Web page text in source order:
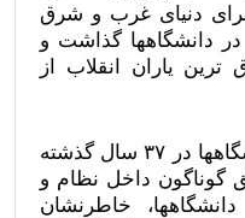
دنیای غرب و شرق
در دانشگاهها گذاشت و
ترین یاران انقلاب از
ایشان با اشاره به شرایط دانشگاهها در ۳۷ سال گذشته
گوناگون داخل نظام و
خاطرنشان